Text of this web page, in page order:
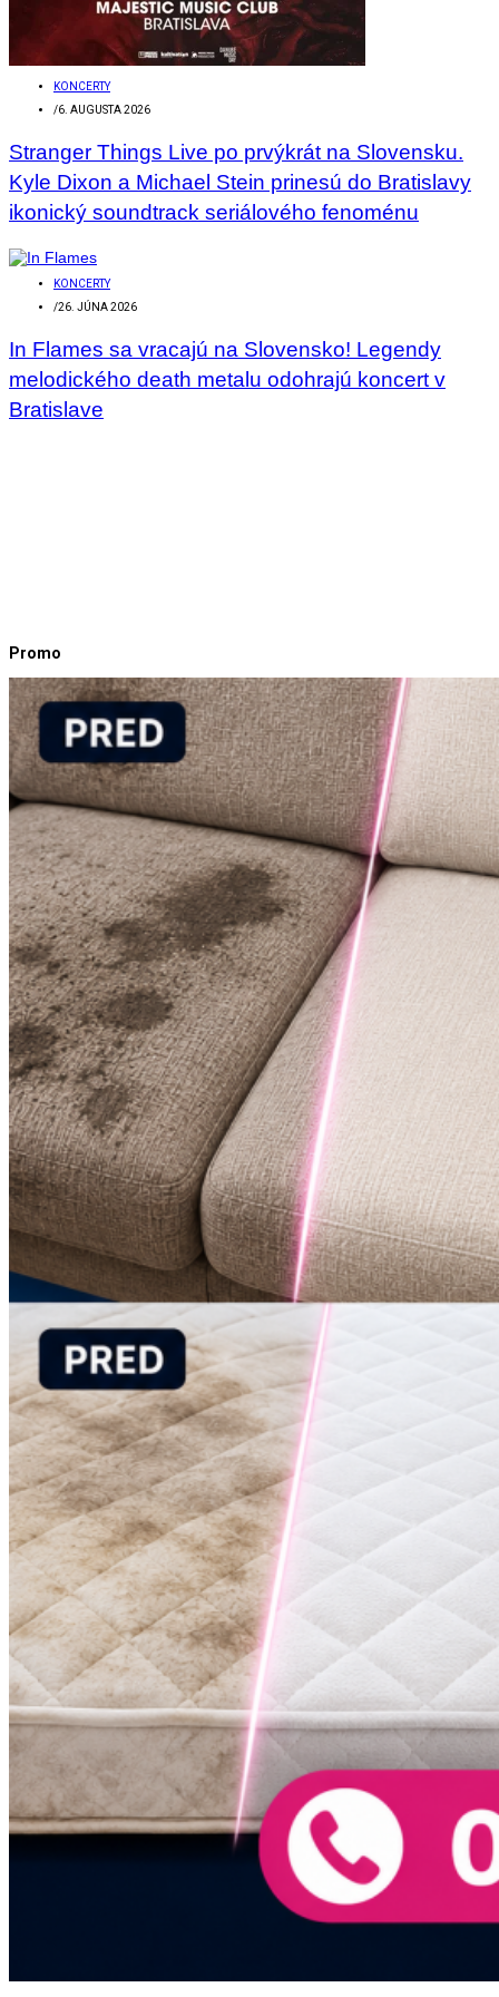
KONCERTY
/6. AUGUSTA 2026
Stranger Things Live po prvýkrát na Slovensku.
Kyle Dixon a Michael Stein prinesú do Bratislavy
ikonický soundtrack seriálového fenoménu
KONCERTY
/26. JÚNA 2026
In Flames sa vracajú na Slovensko! Legendy
melodického death metalu odohrajú koncert v
Bratislave
Promo